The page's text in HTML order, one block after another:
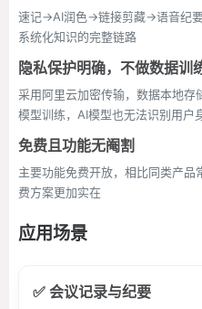
速记→AI润色→链接剪藏→语音纪
系统化知识的完整链路
隐私保护明确，不做数据训
采用阿里云加密传输，数据本地
模型训练，AI模型也无法识别用户
免费且功能无阉割
主要功能免费开放，相比同类产品
费方案更加实在
应用场景
✅ 会议记录与纪要